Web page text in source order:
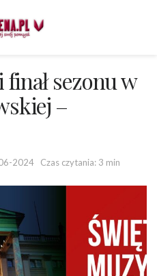
sezonu w
–
2024 Czas czytania: 3 min